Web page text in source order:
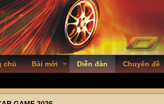
chủ Bài mới Diễn đàn Chuyên đề